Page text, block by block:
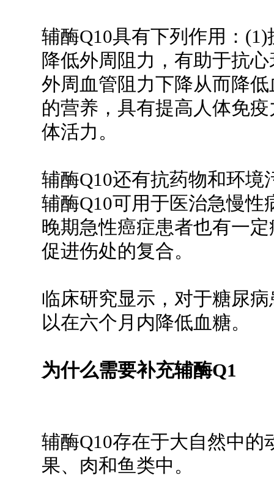
辅酶Q10具有下列作用：
降低外周阻力，有助于抗
外周血管阻力下降从而降
的营养，具有提高人体免
体活力。
辅酶Q10还有抗药物和环
辅酶Q10可用于医治急慢
晚期急性癌症患者也有一
促进伤处的复合。
临床研究显示，对于糖尿
以在六个月内降低血糖。
为什么需要补充辅酶Q1
辅酶Q10存在于大自然中
果、肉和鱼类中。